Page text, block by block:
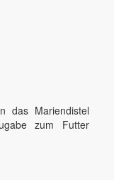
das Mariendistel
zum Futter